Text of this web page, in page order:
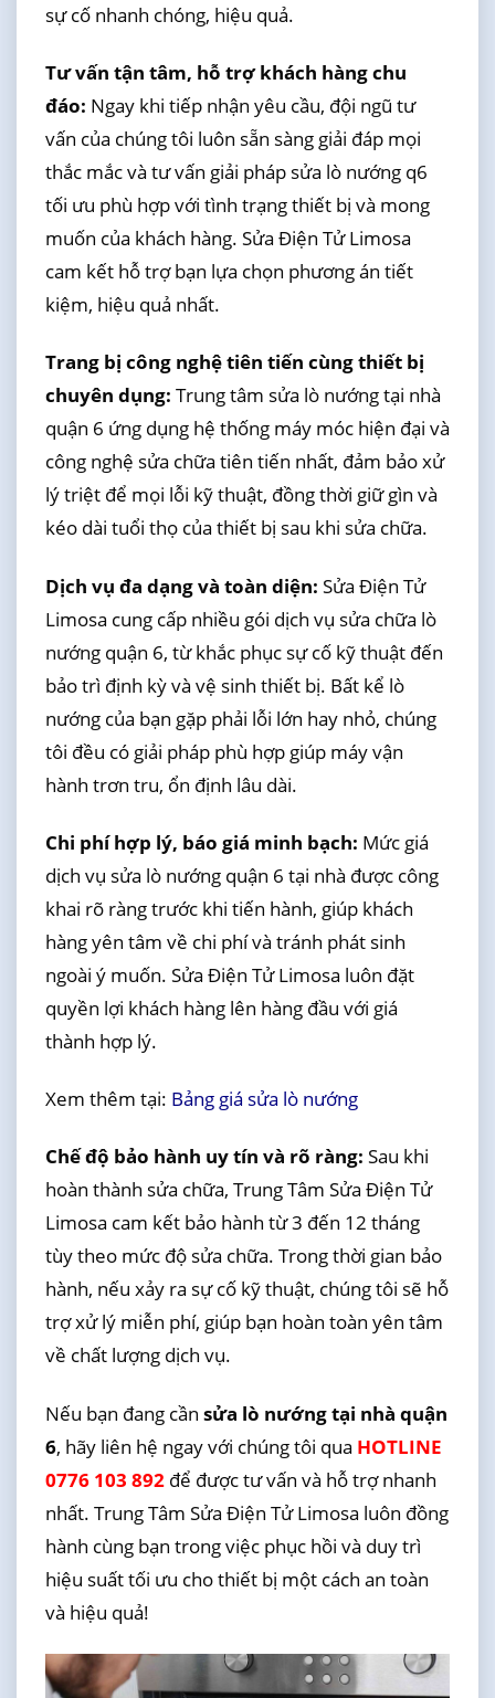
sự cố nhanh chóng, hiệu quả.
Tư vấn tận tâm, hỗ trợ khách hàng chu
đáo: Ngay khi tiếp nhận yêu cầu, đội ngũ tư
vấn của chúng tôi luôn sẵn sàng giải đáp mọi
thắc mắc và tư vấn giải pháp sửa lò nướng q6
tối ưu phù hợp với tình trạng thiết bị và mong
muốn của khách hàng. Sửa Điện Tử Limosa
cam kết hỗ trợ bạn lựa chọn phương án tiết
kiệm, hiệu quả nhất.
Trang bị công nghệ tiên tiến cùng thiết bị
chuyên dụng: Trung tâm sửa lò nướng tại nhà
quận 6 ứng dụng hệ thống máy móc hiện đại và
công nghệ sửa chữa tiên tiến nhất, đảm bảo xử
lý triệt để mọi lỗi kỹ thuật, đồng thời giữ gìn và
kéo dài tuổi thọ của thiết bị sau khi sửa chữa.
Dịch vụ đa dạng và toàn diện: Sửa Điện Tử
Limosa cung cấp nhiều gói dịch vụ sửa chữa lò
nướng quận 6, từ khắc phục sự cố kỹ thuật đến
bảo trì định kỳ và vệ sinh thiết bị. Bất kể lò
nướng của bạn gặp phải lỗi lớn hay nhỏ, chúng
tôi đều có giải pháp phù hợp giúp máy vận
hành trơn tru, ổn định lâu dài.
Chi phí hợp lý, báo giá minh bạch: Mức giá
dịch vụ sửa lò nướng quận 6 tại nhà được công
khai rõ ràng trước khi tiến hành, giúp khách
hàng yên tâm về chi phí và tránh phát sinh
ngoài ý muốn. Sửa Điện Tử Limosa luôn đặt
quyền lợi khách hàng lên hàng đầu với giá
thành hợp lý.
Xem thêm tại: Bảng giá sửa lò nướng
Chế độ bảo hành uy tín và rõ ràng: Sau khi
hoàn thành sửa chữa, Trung Tâm Sửa Điện Tử
Limosa cam kết bảo hành từ 3 đến 12 tháng
tùy theo mức độ sửa chữa. Trong thời gian bảo
hành, nếu xảy ra sự cố kỹ thuật, chúng tôi sẽ hỗ
trợ xử lý miễn phí, giúp bạn hoàn toàn yên tâm
về chất lượng dịch vụ.
Nếu bạn đang cần sửa lò nướng tại nhà quận
6, hãy liên hệ ngay với chúng tôi qua HOTLINE
0776 103 892để được tư vấn và hỗ trợ nhanh
nhất. Trung Tâm Sửa Điện Tử Limosa luôn đồng
hành cùng bạn trong việc phục hồi và duy trì
hiệu suất tối ưu cho thiết bị một cách an toàn
và hiệu quả!